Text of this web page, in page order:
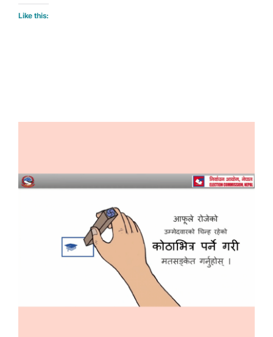
Like this: